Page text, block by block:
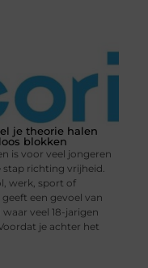
je theorie halen
blokken
is voor veel jongeren
stap richting vrijheid.
werk, sport of
een gevoel van
veel 18-jarigen
je achter het